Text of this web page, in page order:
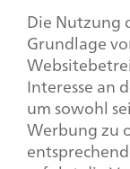
Die Nutzung
Grundlage
Interesse an
um sowohl
Werbung zu